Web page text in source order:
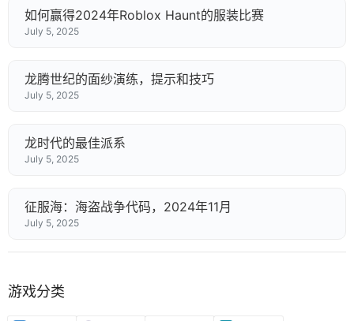
如何赢得2024年Roblox Haunt的服装比赛
July 5, 2025
龙腾世纪的面纱演练，提示和技巧
July 5, 2025
龙时代的最佳派系
July 5, 2025
征服海：海盗战争代码，2024年11月
July 5, 2025
游戏分类